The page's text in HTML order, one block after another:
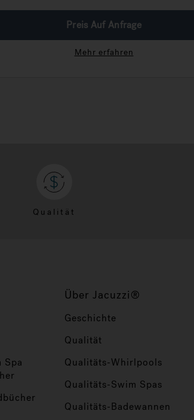
Preis Auf Anfrage
Mehr erfahren
Qualität
Spa
Über Jacuzzi®
Geschichte
Qualität
Qualitäts-Whirlpools
Qualitäts-Swim Spas
Qualitäts-Badewannen